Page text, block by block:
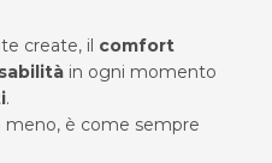
create, il comfort
in ogni momento
.
meno, è come sempre